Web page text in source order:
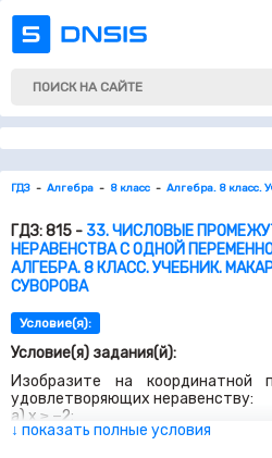
ГДЗ Алгебра 8 класс Алгебра. 8 класс.
ГДЗ: 815 - 33. ЧИСЛОВЫЕ
НЕРАВЕНСТВА С ОДНОЙ
АЛГЕБРА. 8 КЛАСС. УЧЕБНИК.
СУВОРОВА
Условие(я):
Условие(я) задания(й):
Изобразите на координатной
удовлетворяющих неравенству:
а) x ≥ −2;
б ) x ≤3;
↓ показать полные условия